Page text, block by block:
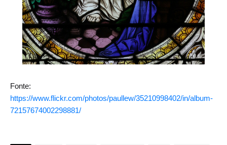
Fonte:
https://www.flickr.com/photos/paullew/35210998402/in/album-
72157674002298881/